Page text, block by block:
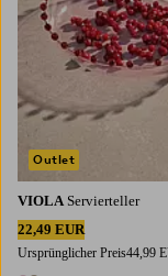
VIOLA Servierteller
22,49 EUR
Ursprünglicher Preis44,99
Outlet